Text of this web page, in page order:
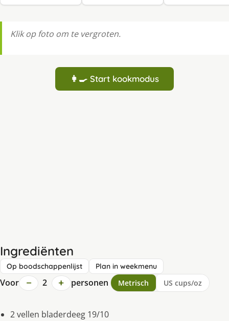
Klik op foto om te vergroten.
👩‍🍳 Start kookmodus
Ingrediënten
Op boodschappenlijst Plan in weekmenu
Voor − 2 + personen Metrisch US cups/oz
2 vellen bladerdeeg 19/10